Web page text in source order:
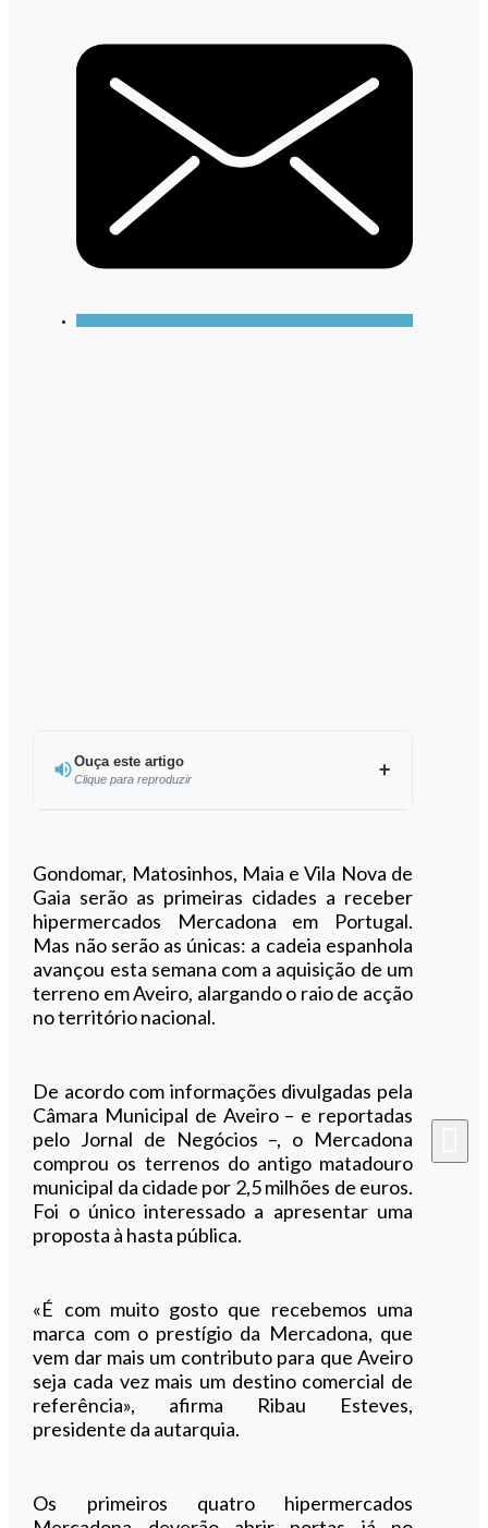
Ouça este artigo
Clique para reproduzir
Gondomar, Matosinhos, Maia e Vila Nova de
Gaia serão as primeiras cidades a receber
hipermercados Mercadona em Portugal.
Mas não serão as únicas: a cadeia espanhola
avançou esta semana com a aquisição de um
terreno em Aveiro, alargando o raio de acção
no território nacional.
De acordo com informações divulgadas pela
Câmara Municipal de Aveiro – e reportadas
pelo Jornal de Negócios –, o Mercadona
comprou os terrenos do antigo matadouro
municipal da cidade por 2,5 milhões de euros.
Foi o único interessado a apresentar uma
proposta à hasta pública.
«É com muito gosto que recebemos uma
marca com o prestígio da Mercadona, que
vem dar mais um contributo para que Aveiro
seja cada vez mais um destino comercial de
referência», afirma Ribau Esteves,
presidente da autarquia.
Os primeiros quatro hipermercados